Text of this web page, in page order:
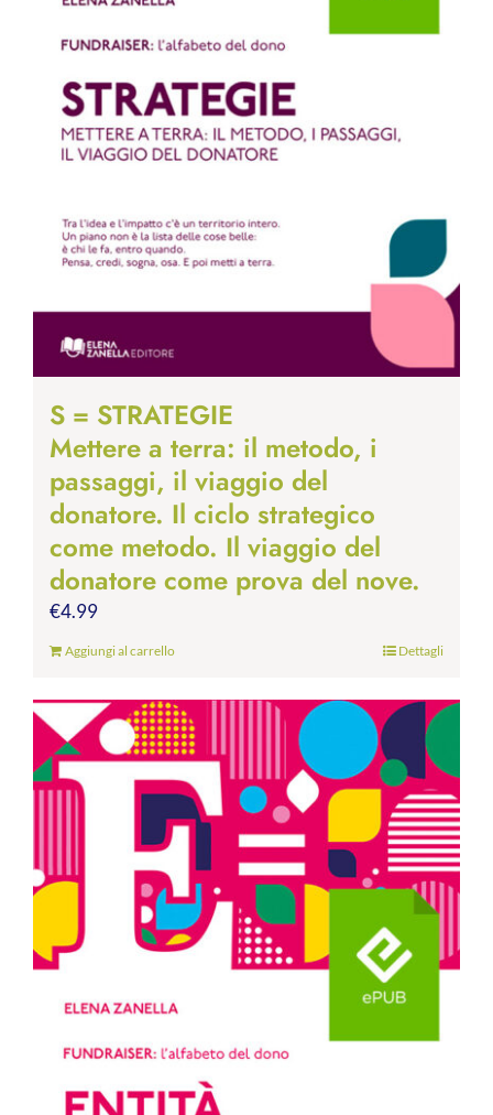
S = STRATEGIE
Mettere a terra: il metodo, i
passaggi, il viaggio del
donatore. Il ciclo strategico
come metodo. Il viaggio del
donatore come prova del nove.
€4.99
Aggiungi al carrello Dettagli